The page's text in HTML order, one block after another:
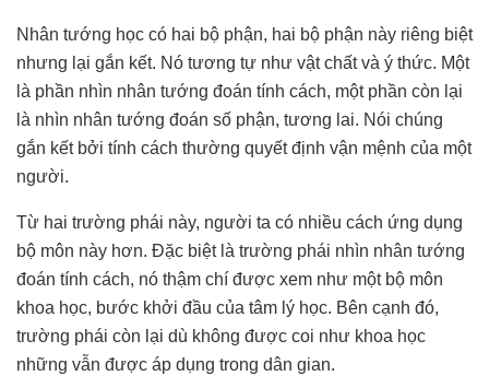
Nhân tướng học có hai bộ phận, hai bộ phận này riêng biệt
nhưng lại gắn kết. Nó tương tự như vật chất và ý thức. Một
là phần nhìn nhân tướng đoán tính cách, một phần còn lại
là nhìn nhân tướng đoán số phận, tương lai. Nói chúng
gắn kết bởi tính cách thường quyết định vận mệnh của một
người.
Từ hai trường phái này, người ta có nhiều cách ứng dụng
bộ môn này hơn. Đặc biệt là trường phái nhìn nhân tướng
đoán tính cách, nó thậm chí được xem như một bộ môn
khoa học, bước khởi đầu của tâm lý học. Bên cạnh đó,
trường phái còn lại dù không được coi như khoa học
những vẫn được áp dụng trong dân gian.